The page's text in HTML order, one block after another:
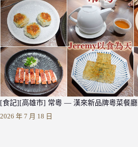
[食記][高雄市] 常粵 — 漢來新品牌粵菜餐廳
2026 年 7 月 18 日